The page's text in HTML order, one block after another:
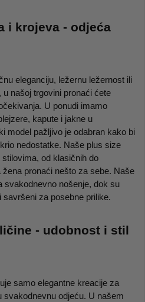
i krojeva - odjeća
eleganciju, ležernu ležernost ili
našoj trgovini pronaći ćete
U ponudi imamo
kapute i jakne u
model pažljivo je odabran kako bi
nedostatke. Naše plus size
od klasičnih do
pronaći nešto za sebe. Naše
svakodnevno nošenje, dok su
savršeni za posebne prilike.
- udobnost i stil
samo elegantne kreacije za
svakodnevnu odjeću. U našem